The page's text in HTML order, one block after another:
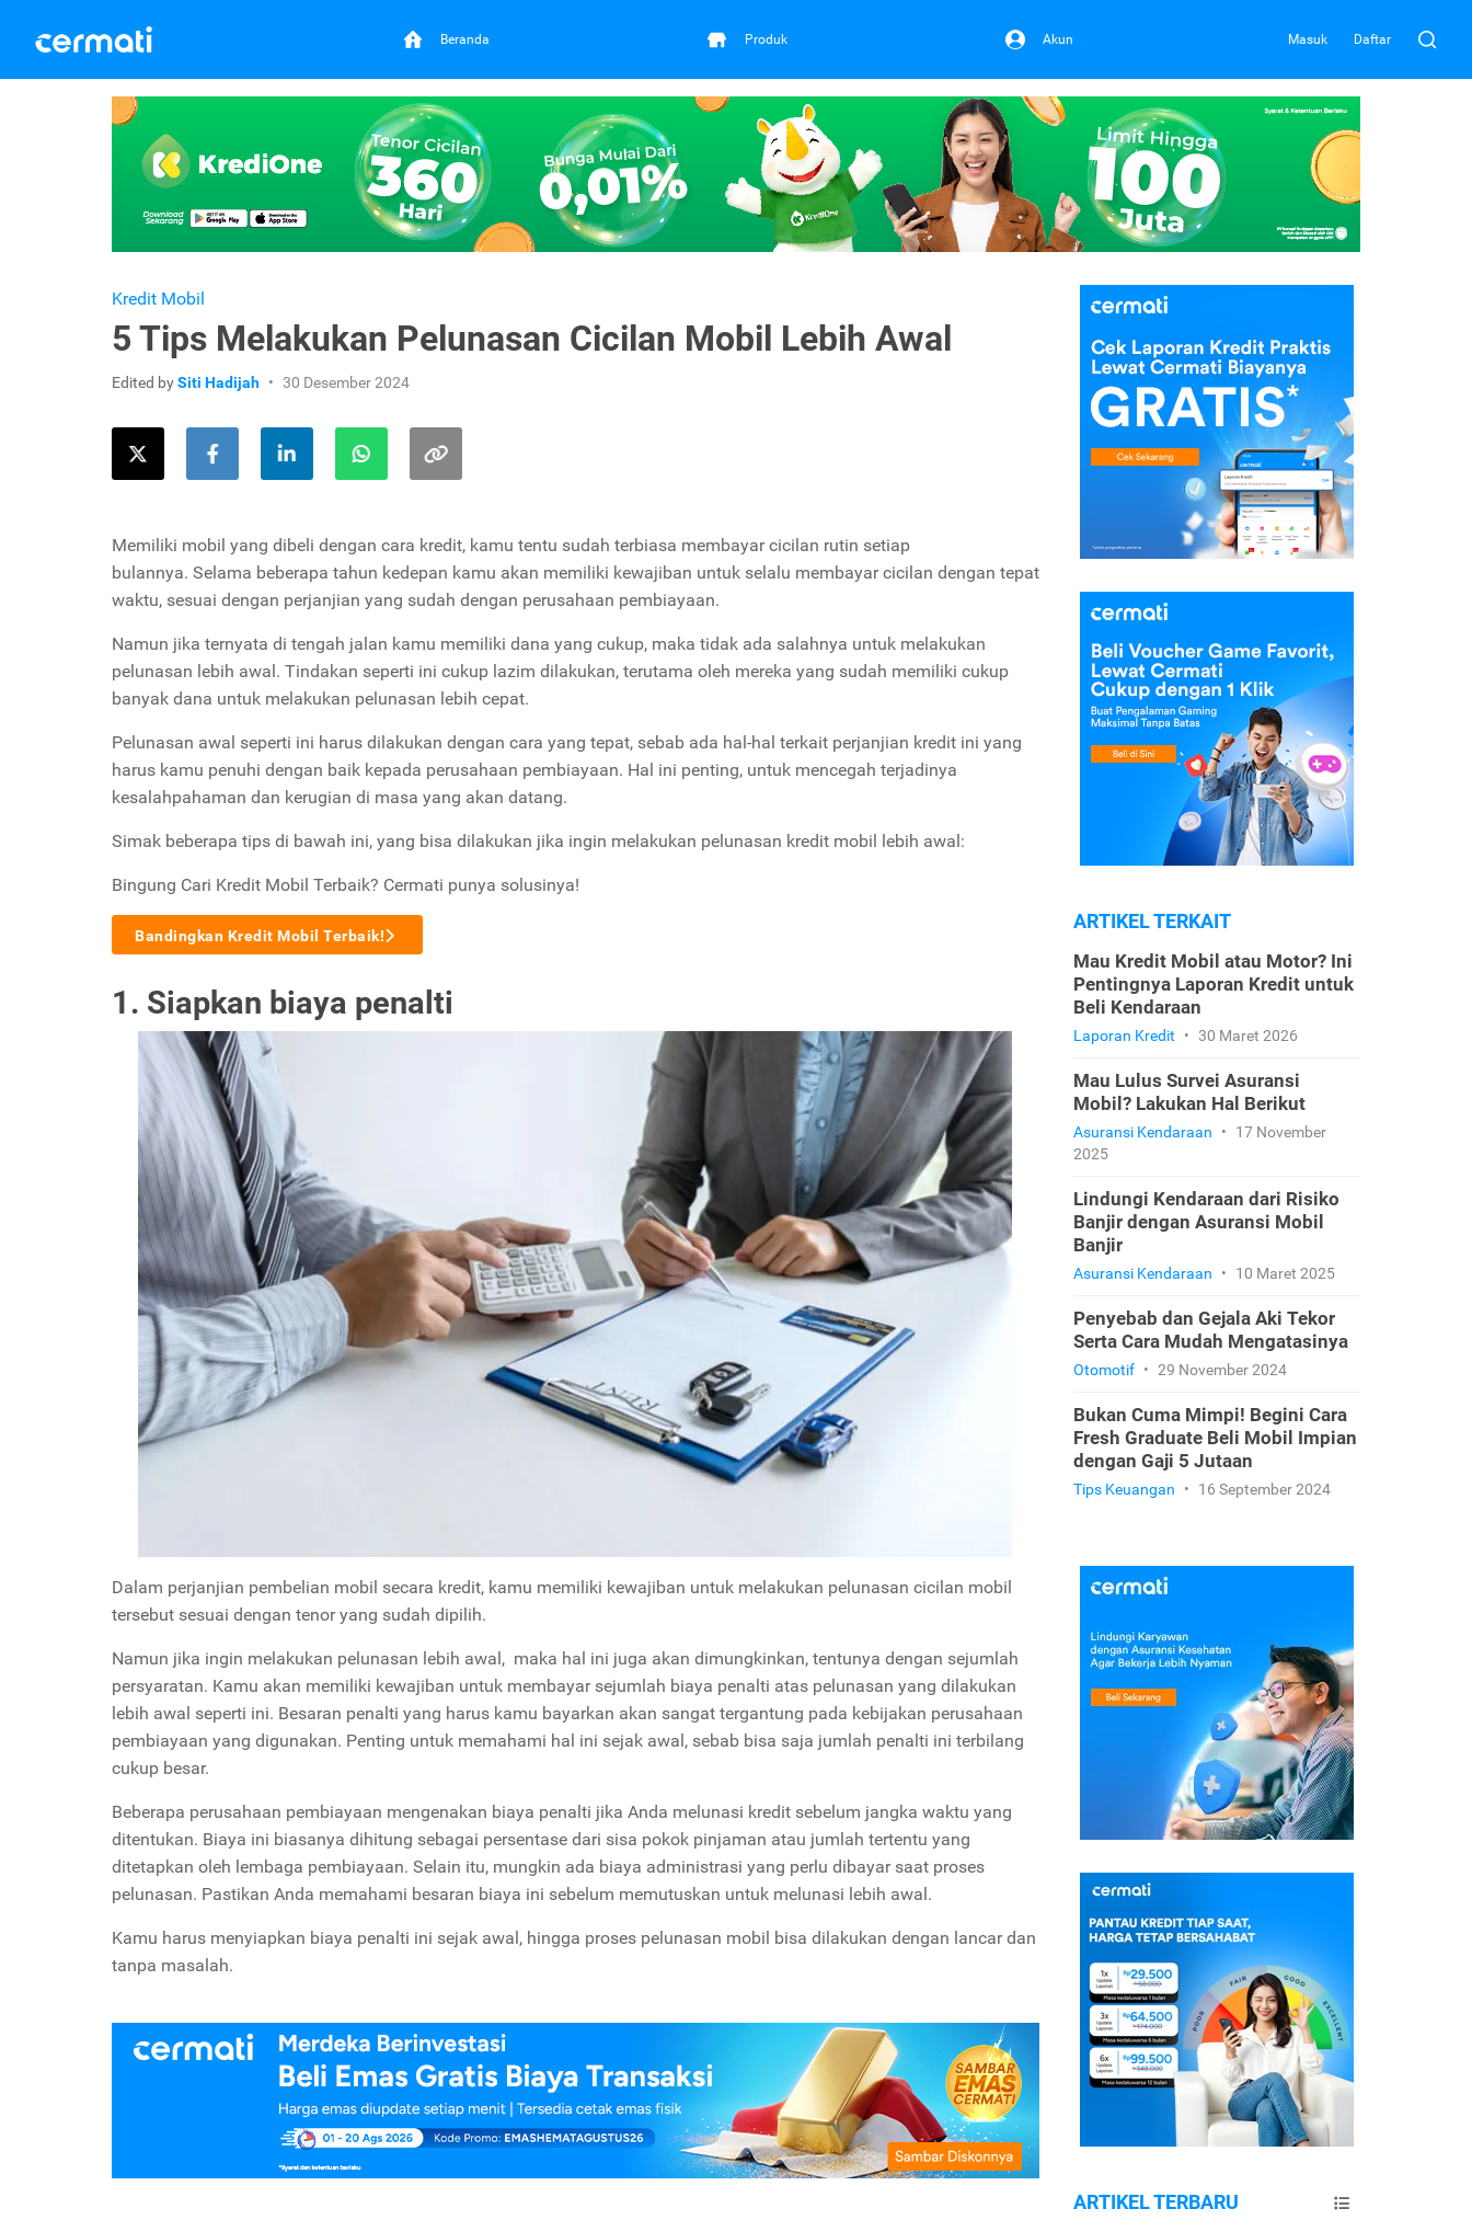
Beranda Produk Akun Masuk Daftar
Kredit Mobil
5 Tips Melakukan Pelunasan Cicilan Mobil Lebih Awal
Edited bySiti Hadijah 30 Desember 2024
Memiliki mobil yang dibeli dengan cara kredit, kamu tentu sudah terbiasa membayar cicilan rutin setiap
bulannya. Selama beberapa tahun kedepan kamu akan memiliki kewajiban untuk selalu membayar cicilan dengan tepat
waktu, sesuai dengan perjanjian yang sudah dengan perusahaan pembiayaan.
Namun jika ternyata di tengah jalan kamu memiliki dana yang cukup, maka tidak ada salahnya untuk melakukan
pelunasan lebih awal. Tindakan seperti ini cukup lazim dilakukan, terutama oleh mereka yang sudah memiliki cukup
banyak dana untuk melakukan pelunasan lebih cepat.
Pelunasan awal seperti ini harus dilakukan dengan cara yang tepat, sebab ada hal-hal terkait perjanjian kredit ini yang
harus kamu penuhi dengan baik kepada perusahaan pembiayaan. Hal ini penting, untuk mencegah terjadinya
kesalahpahaman dan kerugian di masa yang akan datang.
Simak beberapa tips di bawah ini, yang bisa dilakukan jika ingin melakukan pelunasan kredit mobil lebih awal:
Bingung Cari Kredit Mobil Terbaik? Cermati punya solusinya!
Bandingkan Kredit Mobil Terbaik!
1. Siapkan biaya penalti
Dalam perjanjian pembelian mobil secara kredit, kamu memiliki kewajiban untuk melakukan pelunasan cicilan mobil
tersebut sesuai dengan tenor yang sudah dipilih.
Namun jika ingin melakukan pelunasan lebih awal, maka hal ini juga akan dimungkinkan, tentunya dengan sejumlah
persyaratan. Kamu akan memiliki kewajiban untuk membayar sejumlah biaya penalti atas pelunasan yang dilakukan
lebih awal seperti ini. Besaran penalti yang harus kamu bayarkan akan sangat tergantung pada kebijakan perusahaan
pembiayaan yang digunakan. Penting untuk memahami hal ini sejak awal, sebab bisa saja jumlah penalti ini terbilang
cukup besar.
Beberapa perusahaan pembiayaan mengenakan biaya penalti jika Anda melunasi kredit sebelum jangka waktu yang
ditentukan. Biaya ini biasanya dihitung sebagai persentase dari sisa pokok pinjaman atau jumlah tertentu yang
ditetapkan oleh lembaga pembiayaan. Selain itu, mungkin ada biaya administrasi yang perlu dibayar saat proses
pelunasan. Pastikan Anda memahami besaran biaya ini sebelum memutuskan untuk melunasi lebih awal.
Kamu harus menyiapkan biaya penalti ini sejak awal, hingga proses pelunasan mobil bisa dilakukan dengan lancar dan
tanpa masalah.
ARTIKEL TERKAIT
Mau Kredit Mobil atau Motor? Ini
Pentingnya Laporan Kredit untuk
Beli Kendaraan
Laporan Kredit • 30 Maret 2026
Mau Lulus Survei Asuransi
Mobil? Lakukan Hal Berikut
Asuransi Kendaraan •
17 November
2025
Lindungi Kendaraan dari Risiko
Banjir dengan Asuransi Mobil
Banjir
Asuransi Kendaraan • 10 Maret 2025
Penyebab dan Gejala Aki Tekor
Serta Cara Mudah Mengatasinya
Otomotif • 29 November 2024
Bukan Cuma Mimpi! Begini Cara
Fresh Graduate Beli Mobil Impian
dengan Gaji 5 Jutaan
Tips Keuangan • 16 September 2024
ARTIKEL TERBARU